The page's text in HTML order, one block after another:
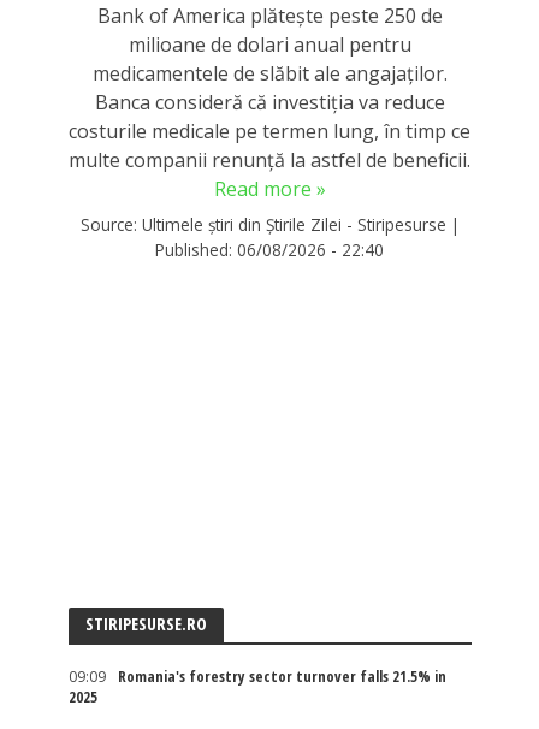
Bank of America plătește peste 250 de
milioane de dolari anual pentru
medicamentele de slăbit ale angajaților.
Banca consideră că investiția va reduce
costurile medicale pe termen lung, în timp ce
multe companii renunță la astfel de beneficii.
Read more »
Source: Ultimele știri din Știrile Zilei - Stiripesurse |
Published: 06/08/2026 - 22:40
STIRIPESURSE.RO
09:09
Romania's forestry sector turnover falls 21.5% in
2025